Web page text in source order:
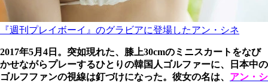
『週刊プレイボーイ』のグラビアに登場したアン・シネ
2017年5月4日。突如現れた、膝上30cmのミニスカートをなび
かせながらプレーするひとりの韓国人ゴルファーに、日本中の
ゴルフファンの視線は釘づけになった。彼女の名は、 アン・シ